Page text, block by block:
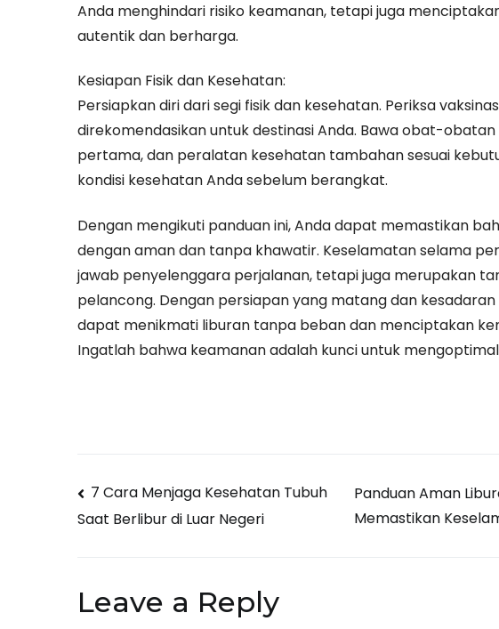
Anda menghindari risiko keamanan, tetapi juga
autentik dan berharga.
Kesiapan Fisik dan Kesehatan:
Persiapkan diri dari segi fisik dan kesehatan. Periksa
direkomendasikan untuk destinasi Anda. Bawa obat-
pertama, dan peralatan kesehatan tambahan sesuai
kondisi kesehatan Anda sebelum berangkat.
Dengan mengikuti panduan ini, Anda dapat memastikan
dengan aman dan tanpa khawatir. Keselamatan selama
jawab penyelenggara perjalanan, tetapi juga merupakan
pelancong. Dengan persiapan yang matang dan
dapat menikmati liburan tanpa beban dan menciptakan
Ingatlah bahwa keamanan adalah kunci untuk
Post
navigation
7 Cara Menjaga Kesehatan Tubuh
Saat Berlibur di Luar Negeri
Panduan Aman
Memastikan
Leave a Reply